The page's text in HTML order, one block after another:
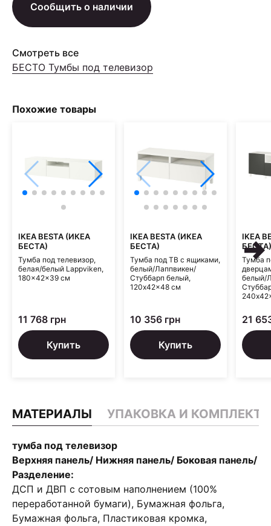
Сообщить о наличии
Смотреть все
БЕСТО Тумбы под телевизор
Похожие товары
IKEA BESTA (ИКЕА
БЕСТА)
Тумба под телевизор,
белая/белый Lappviken,
180x42x39 см
11 768 грн
Купить
IKEA BESTA (ИКЕА
БЕСТА)
Тумба под ТВ с ящиками,
белый/Лаппвикен/
Стуббарп белый,
120x42x48 см
10 356 грн
Купить
IKEA
БЕСТА)
Тумба
белый/
21
МАТЕРИАЛЫ УПАКОВКА И
тумба под телевизор
Верхняя панель/ Нижняя панель/ Боковая панель/
Разделение:
ДСП и ДВП с сотовым наполнением (100%
переработанной бумаги), Бумажная фольга,
Бумажная фольга, Пластиковая кромка,